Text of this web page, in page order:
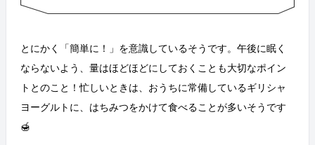
とにかく「簡単に！」を意識しているそうです。午後に眠く
ならないよう、量はほどほどにしておくことも大切なポイン
トとのこと！忙しいときは、おうちに常備しているギリシャ
ヨーグルトに、はちみつをかけて食べることが多いそうです
🍯